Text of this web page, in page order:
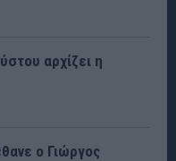
αρχίζει η
ο Γιώργος